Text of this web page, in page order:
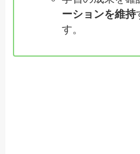
ーションを維持
す。